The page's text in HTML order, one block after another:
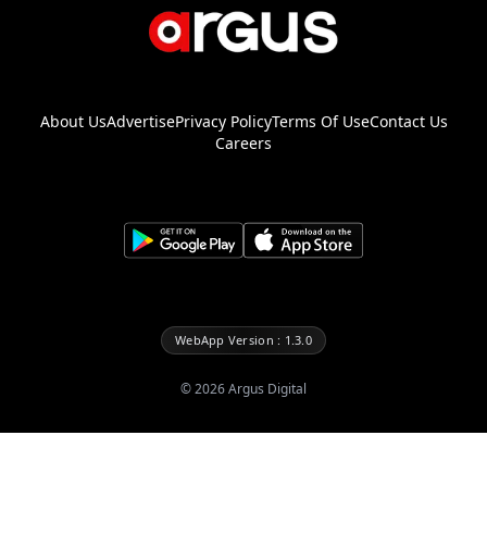
About UsAdvertisePrivacy PolicyTerms Of UseContact Us
Careers
WebApp Version : 1.3.0
©2026Argus Digital